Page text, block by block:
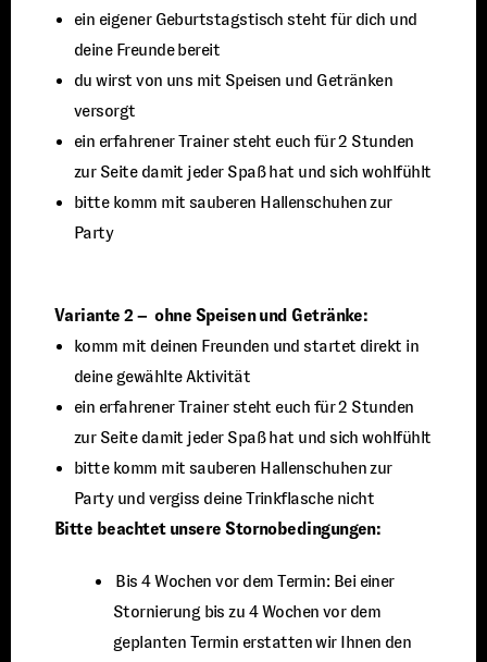
ein eigener Geburtstagstisch steht für dich und
deine Freunde bereit
du wirst von uns mit Speisen und Getränken
versorgt
ein erfahrener Trainer steht euch für 2 Stunden
zur Seite damit jeder Spaß hat und sich wohlfühlt
bitte komm mit sauberen Hallenschuhen zur
Party
Variante 2 – ohne Speisen und Getränke:
komm mit deinen Freunden und startet direkt in
deine gewählte Aktivität
ein erfahrener Trainer steht euch für 2 Stunden
zur Seite damit jeder Spaß hat und sich wohlfühlt
bitte komm mit sauberen Hallenschuhen zur
Party und vergiss deine Trinkflasche nicht
Bitte beachtet unsere Stornobedingungen:
⁠ ⁠Bis 4 Wochen vor dem Termin: Bei einer
Stornierung bis zu 4 Wochen vor dem
geplanten Termin erstatten wir Ihnen den